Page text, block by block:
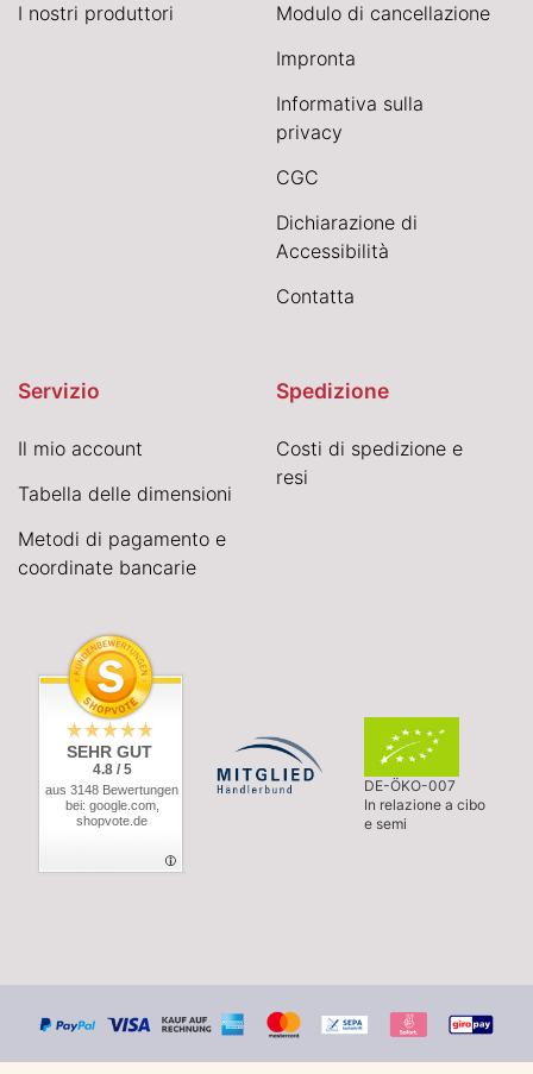
I nostri produttori
Modulo di cancellazione
Impronta
Informativa sulla
privacy
CGC
Dichiarazione di
Accessibilità
Contatta
Servizio
Il mio account
Tabella delle dimensioni
Metodi di pagamento e
coordinate bancarie
Spedizione
Costi di spedizione e
resi
SEHR GUT
4.8 / 5
aus 3148 Bewertungen
bei: google.com,
shopvote.de
DE-ÖKO-007
In relazione a cibo
e semi